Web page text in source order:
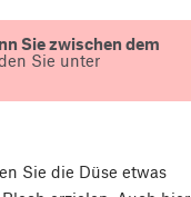
Sie zwischen dem
Sie unter
Sie die Düse etwas